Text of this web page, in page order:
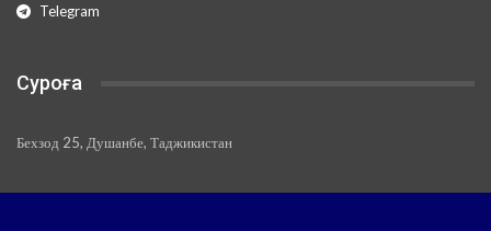
Telegram
Суроға
Бехзод 25, Душанбе, Таджикистан